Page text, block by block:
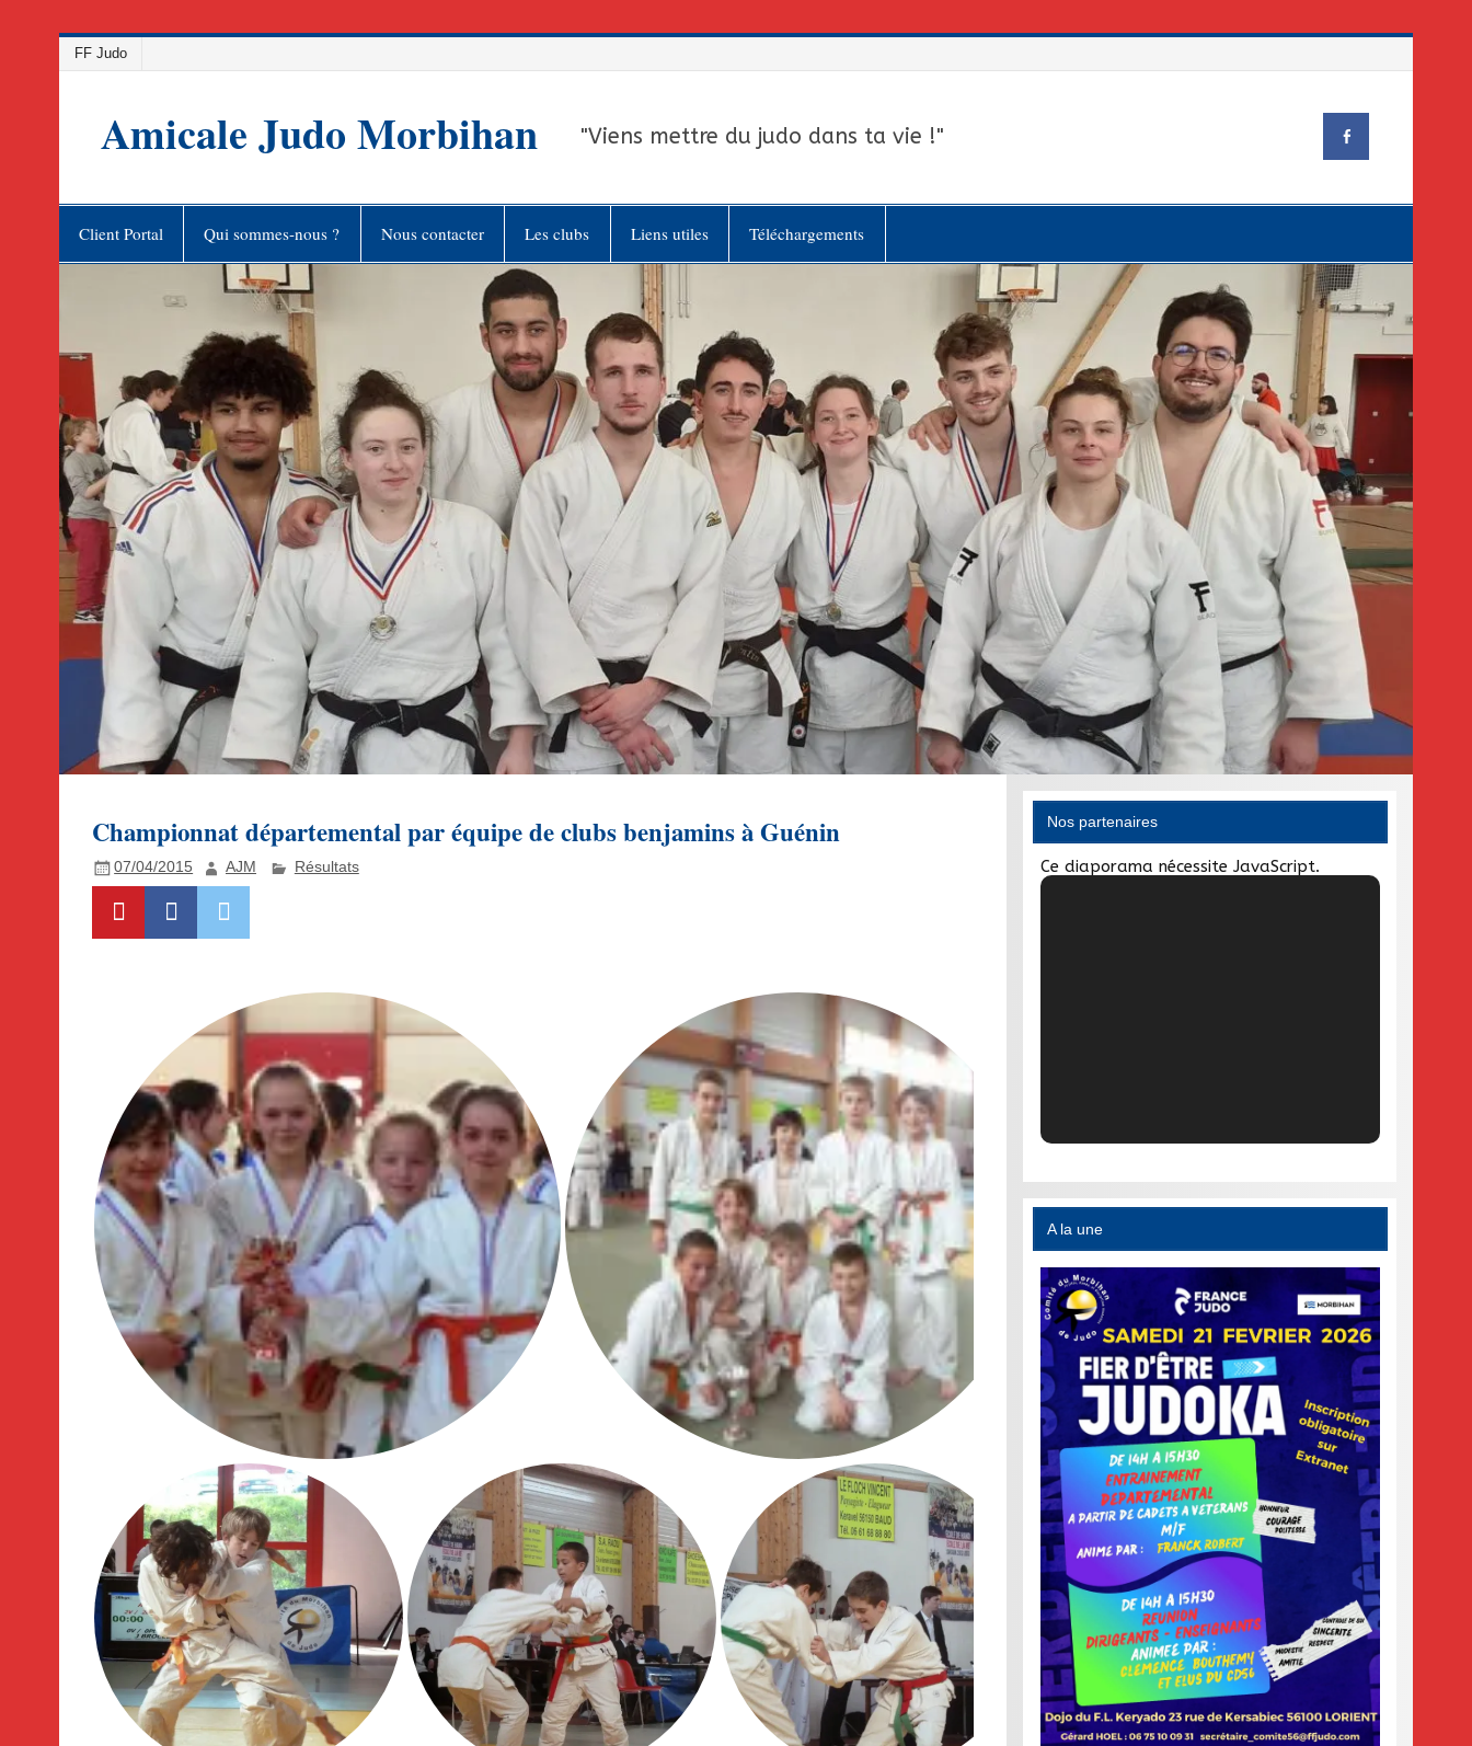
FF Judo
Amicale Judo Morbihan "Viens mettre du judo dans ta vie !"
Client Portal Qui sommes-nous ? Nous contacter Les clubs Liens utiles Téléchargements
Championnat départemental par équipe de clubs benjamins à Guénin
07/04/2015 AJM Résultats
Nos partenaires
Ce diaporama nécessite JavaScript.
A la une